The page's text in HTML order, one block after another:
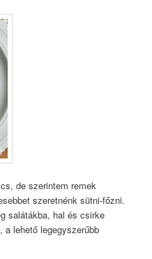
de szerintem remek
szeretnénk sütni-főzni.
salátákba, hal és csirke
lehető legegyszerűbb